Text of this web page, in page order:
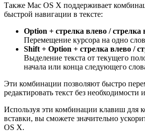
Также Mac OS X поддерживает
быстрой навигации в тексте:
Option + стрелка влево / стрелка
Перемещение курсора на одно
Shift + Option + стрелка влево /
Выделение текста от текущего
начала или конца следующего
Эти комбинации позволяют быстро
редактировать текст без
Используя эти комбинации клавиш для
вставки, вы сможете значительно
OS X.